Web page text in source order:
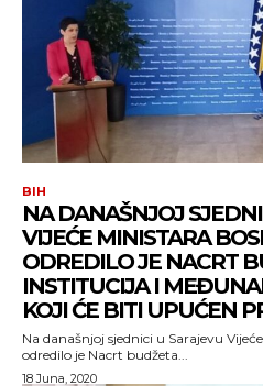
BIH
NA DANAŠNJOJ
VIJEĆE MINISTARA
ODREDILO JE NACRT
INSTITUCIJA I
KOJI ĆE BITI UPUĆEN
Na današnjoj sjednici u Sarajevu
odredilo je Nacrt budžeta...
18 Juna, 2020